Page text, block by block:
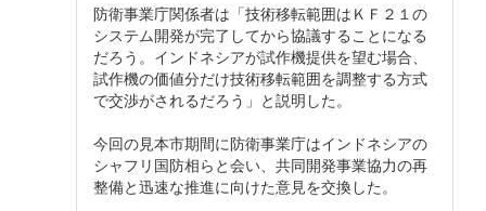
防衛事業庁関係者は「技術移転範囲はＫＦ２１の
システム開発が完了してから協議することになる
だろう。インドネシアが試作機提供を望む場合、
試作機の価値分だけ技術移転範囲を調整する方式
で交渉がされるだろう」と説明した。
今回の見本市期間に防衛事業庁はインドネシアの
シャフリ国防相らと会い、共同開発事業協力の再
整備と迅速な推進に向けた意見を交換した。